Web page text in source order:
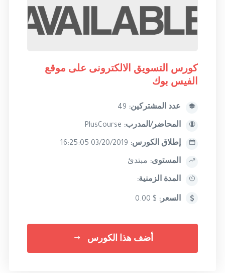
كورس التسويق الالكترونى على موقع
الفيس بوك
عدد المشتركين:
المحاضر/المدرب:
إطلاق الكورس:
المستوى: مبتدئ
المدة الزمنية:
السعر: $ 0.00
أضف هذا الكورس